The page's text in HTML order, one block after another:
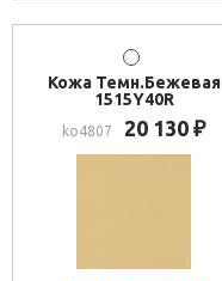
Кожа Темн.Бежевая
1515Y40R
ko4807 20 130 ₽